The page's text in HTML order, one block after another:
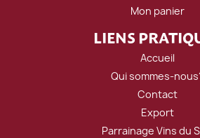
Mon panier
LIENS
Accueil
Qui sommes-
Contact
Export
Parrainage Vins du